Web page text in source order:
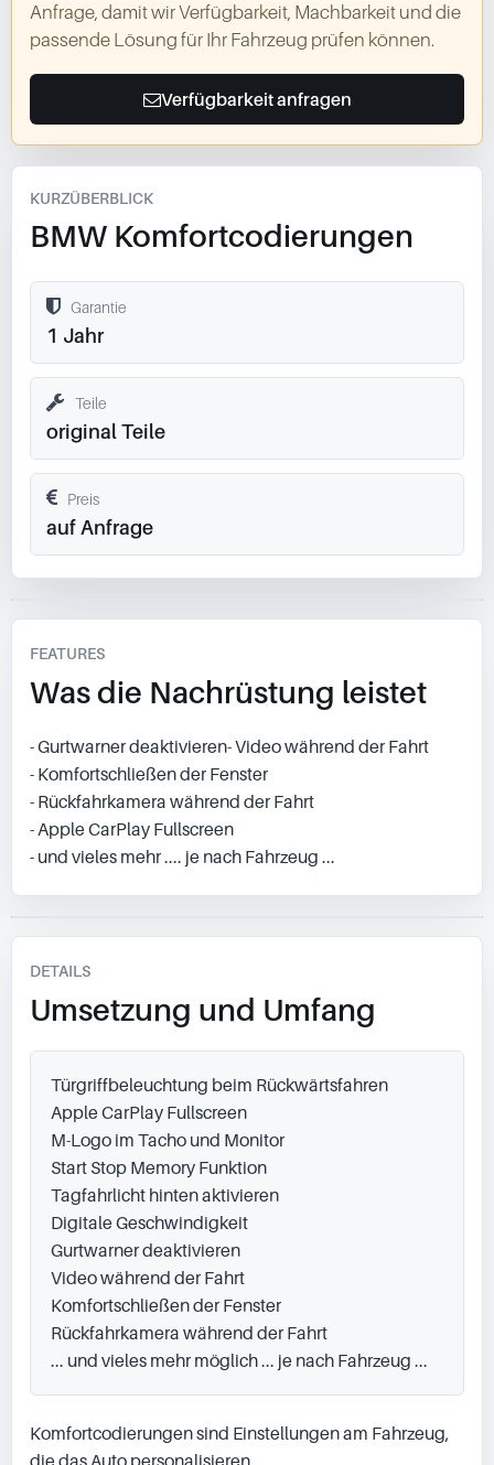
Anfrage, damit wir Verfügbarkeit, Machbarkeit und die
passende Lösung für Ihr Fahrzeug prüfen können.
Verfügbarkeit anfragen
KURZÜBERBLICK
BMW Komfortcodierungen
Garantie
1 Jahr
Teile
original Teile
Preis
auf Anfrage
FEATURES
Was die Nachrüstung leistet
- Gurtwarner deaktivieren- Video während der Fahrt
- Komfortschließen der Fenster
- Rückfahrkamera während der Fahrt
- Apple CarPlay Fullscreen
- und vieles mehr .... je nach Fahrzeug ...
DETAILS
Umsetzung und Umfang
Türgriffbeleuchtung beim Rückwärtsfahren
Apple CarPlay Fullscreen
M-Logo im Tacho und Monitor
Start Stop Memory Funktion
Tagfahrlicht hinten aktivieren
Digitale Geschwindigkeit
Gurtwarner deaktivieren
Video während der Fahrt
Komfortschließen der Fenster
Rückfahrkamera während der Fahrt
... und vieles mehr möglich ... je nach Fahrzeug ...
Komfortcodierungen sind Einstellungen am Fahrzeug,
die das Auto personalisieren.